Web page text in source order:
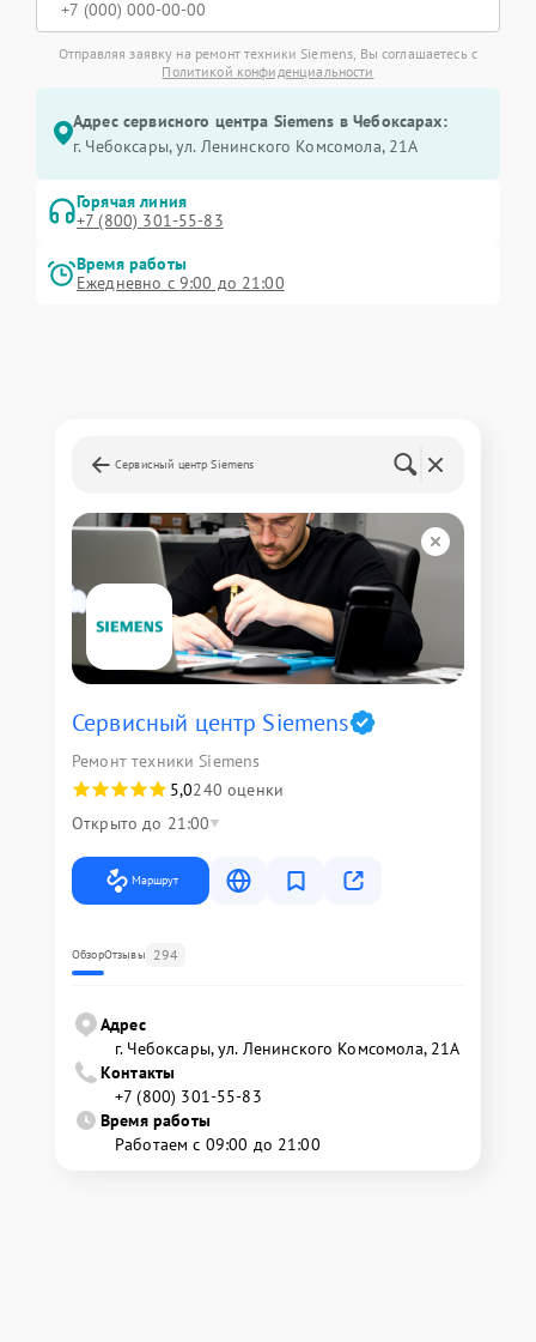
Отправляя заявку на ремонт техники Siemens, Вы соглашаетесь с
Политикой конфиденциальности
Адрес сервисного центра Siemens в Чебоксарах:
г. Чебоксары, ул. Ленинского Комсомола, 21А
Горячая линия
+7 (800) 301-55-83
Время работы
Ежедневно с 9:00 до 21:00
Сервисный центр Siemens
Сервисный центр Siemens
Ремонт техники Siemens
5,0240 оценки
Открыто до 21:00
Маршрут
ОбзорОтзывы 294
Адрес
г. Чебоксары, ул. Ленинского Комсомола, 21А
Контакты
+7 (800) 301-55-83
Время работы
Работаем с 09:00 до 21:00